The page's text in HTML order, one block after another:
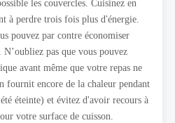
les couvercles. Cuisinez en
à perdre trois fois plus d'énergie.
pouvez par contre économiser
pas que vous pouvez
avant même que votre repas ne
fournit encore de la chaleur pendant
éteinte) et évitez d'avoir recours à
votre surface de cuisson.